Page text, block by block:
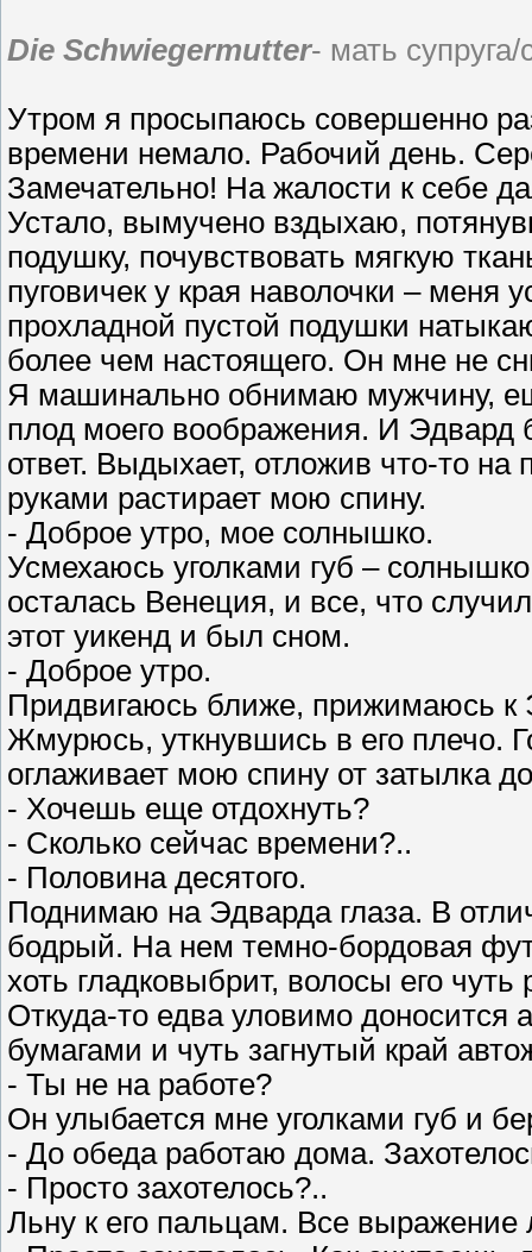
Die Schwiegermutter- мать
Утром я просыпаюсь совершенно
времени немало. Рабочий день.
Замечательно! На жалости к себе
Устало, вымучено вздыхаю,
подушку, почувствовать мягкую
пуговичек у края наволочки – меня
прохладной пустой подушки
более чем настоящего. Он мне не
Я машинально обнимаю мужчину,
плод моего воображения. И Эдвард
ответ. Выдыхает, отложив что-то
руками растирает мою спину.
- Доброе утро, мое солнышко.
Усмехаюсь уголками губ –
осталась Венеция, и все, что
этот уикенд и был сном.
- Доброе утро.
Придвигаюсь ближе, прижимаюсь к
Жмурюсь, уткнувшись в его плечо.
оглаживает мою спину от затылка
- Хочешь еще отдохнуть?
- Сколько сейчас времени?..
- Половина десятого.
Поднимаю на Эдварда глаза. В
бодрый. На нем темно-бордовая
хоть гладковыбрит, волосы его
Откуда-то едва уловимо доносится
бумагами и чуть загнутый край
- Ты не на работе?
Он улыбается мне уголками губ и
- До обеда работаю дома.
- Просто захотелось?..
Льну к его пальцам. Все выражение